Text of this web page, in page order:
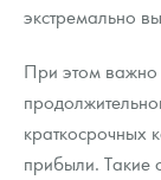
экстремально
При этом важно
краткосрочных
прибыли. Такие